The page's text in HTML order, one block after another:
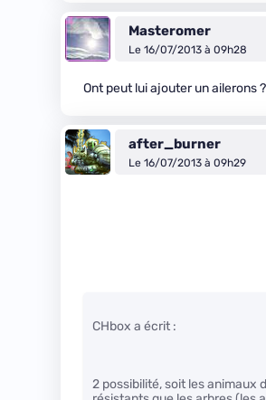
Masteromer
Le 16/07/2013 à 09h28
Ont peut lui ajouter un ailerons ?
after_burner
Le 16/07/2013 à 09h29
CHbox a écrit :
2 possibilité, soit les animaux